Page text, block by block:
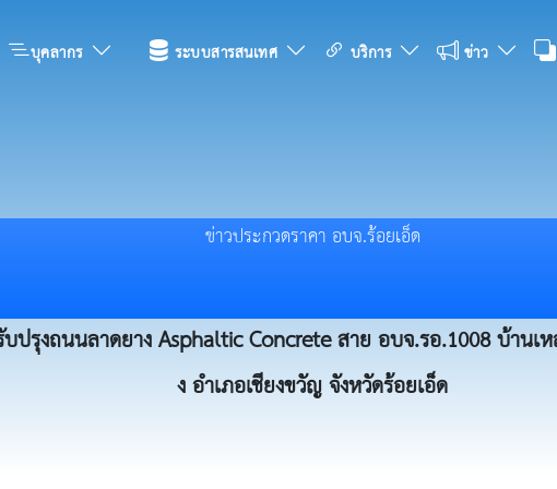
บุคลากร ระบบสารสนเทศ บริการ ข่าว
ข่าวประกวดราคา อบจ.ร้อยเอ็ด
บปรุงถนนลาดยาง Asphaltic Concrete สาย อบจ.รอ.1008 บ้านเ
ง อำเภอเชียงขวัญ จังหวัดร้อยเอ็ด